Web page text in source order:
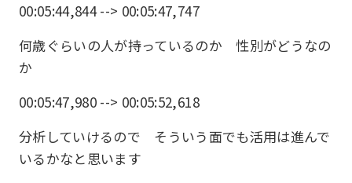
00:05:44,844 --> 00:05:47,747
何歳ぐらいの人が持っているのか 性別がどうなの
か
00:05:47,980 --> 00:05:52,618
分析していけるので そういう面でも活用は進んで
いるかなと思います